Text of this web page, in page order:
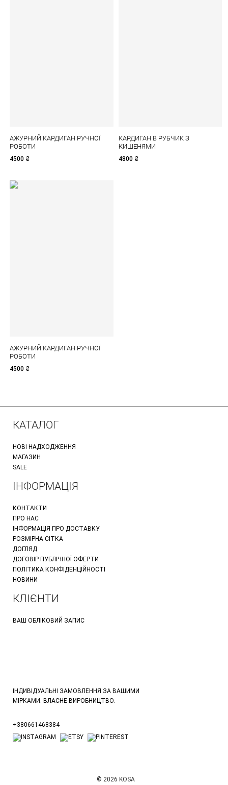
АЖУРНИЙ КАРДИГАН РУЧНОЇ
РОБОТИ
4500 ₴
КАРДИГАН В РУБЧИК З
КИШЕНЯМИ
4800 ₴
АЖУРНИЙ КАРДИГАН РУЧНОЇ
РОБОТИ
4500 ₴
КАТАЛОГ
НОВІ НАДХОДЖЕННЯ
МАГАЗИН
SALE
ІНФОРМАЦІЯ
КОНТАКТИ
ПРО НАС
ІНФОРМАЦІЯ ПРО ДОСТАВКУ
РОЗМІРНА СІТКА
ДОГЛЯД
ДОГОВІР ПУБЛІЧНОЇ ОФЕРТИ
ПОЛІТИКА КОНФІДЕНЦІЙНОСТІ
НОВИНИ
КЛІЄНТИ
ВАШ ОБЛІКОВИЙ ЗАПИС
ІНДИВІДУАЛЬНІ ЗАМОВЛЕННЯ ЗА ВАШИМИ
МІРКАМИ. ВЛАСНЕ ВИРОБНИЦТВО.
+380661468384
© 2026 KOSA